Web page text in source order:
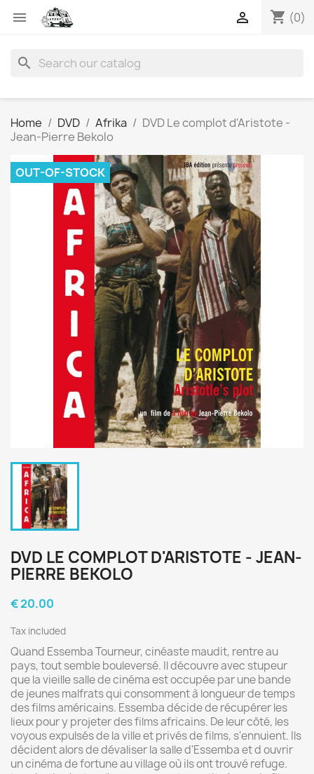
 shopping_cart (0)

search
Home DVD Afrika
DVD Le complot d'Aristote -
Jean-Pierre Bekolo
OUT-OF-STOCK
DVD LE COMPLOT D'ARISTOTE - JEAN-
PIERRE BEKOLO
€ 20.00
Tax included
Quand Essemba Tourneur, cinéaste maudit, rentre au
pays, tout semble bouleversé. Il découvre avec stupeur
que la vieille salle de cinéma est occupée par une bande
de jeunes malfrats qui consomment à longueur de temps
des films américains. Essemba décide de récupérer les
lieux pour y projeter des films africains. De leur côté, les
voyous expulsés de la ville et privés de films, s'ennuient. Ils
décident alors de dévaliser la salle d'Essemba et d ouvrir
un cinéma de fortune au village où ils ont trouvé refuge.